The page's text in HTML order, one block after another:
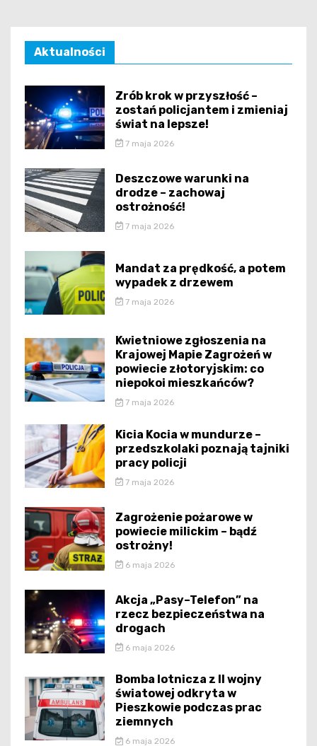
Aktualności
Zrób krok w przyszłość –
zostań policjantem i zmieniaj
świat na lepsze!
7 maja 2026
Deszczowe warunki na
drodze – zachowaj
ostrożność!
7 maja 2026
Mandat za prędkość, a potem
wypadek z drzewem
7 maja 2026
Kwietniowe zgłoszenia na
Krajowej Mapie Zagrożeń w
powiecie złotoryjskim: co
niepokoi mieszkańców?
7 maja 2026
Kicia Kocia w mundurze –
przedszkolaki poznają tajniki
pracy policji
7 maja 2026
Zagrożenie pożarowe w
powiecie milickim – bądź
ostrożny!
6 maja 2026
Akcja „Pasy–Telefon” na
rzecz bezpieczeństwa na
drogach
6 maja 2026
Bomba lotnicza z II wojny
światowej odkryta w
Pieszkowie podczas prac
ziemnych
6 maja 2026